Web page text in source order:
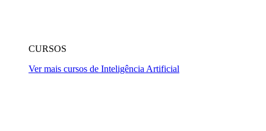
CURSOS
Ver mais cursos de Inteligência Artificial